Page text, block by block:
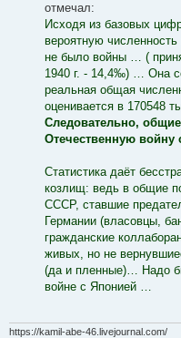
отмечал:
Исходя из базовых
вероятную
не было войны … (
1940 г. - 14,4‰) … Она
реальная общая
оценивается в 170548
Следовательно,
Отечественную войну
Статистика даёт
козлищ: ведь в общие
СССР, ставшие
Германии (власовцы,
гражданские
живых, но не
(да и пленные)… Надо
войне с Японией …
https://kamil-abe-46.livejournal.com/